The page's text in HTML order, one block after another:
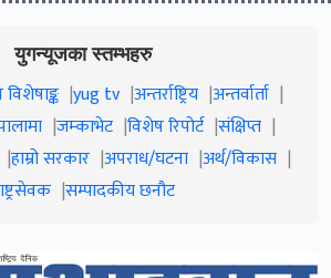
युगन्यूजका स्तम्भहरु
yug tv अन्तर्राष्ट्रिय अन्तर्वार्ता
जम्काभेट विशेष रिपोर्ट संक्षिप्त
हाम्रो सरकार अपराध/घटना अर्थ/विकास
सम्पादकीय छनौट